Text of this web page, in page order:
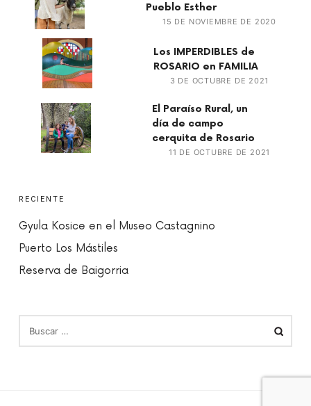
Pueblo Esther
15 DE NOVIEMBRE DE 2020
Los IMPERDIBLES de
ROSARIO en FAMILIA
3 DE OCTUBRE DE 2021
El Paraíso Rural, un
día de campo
cerquita de Rosario
11 DE OCTUBRE DE 2021
RECIENTE
Gyula Kosice en el Museo Castagnino
Puerto Los Mástiles
Reserva de Baigorria